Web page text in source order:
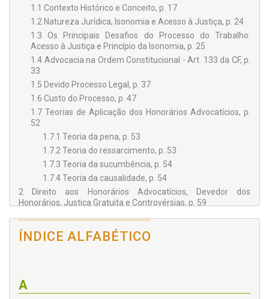
1.1 Contexto Histórico e Conceito, p. 17
1.2 Natureza Jurídica, Isonomia e Acesso à Justiça, p. 24
1.3 Os Principais Desafios do Processo do Trabalho.
Acesso à Justiça e Princípio da Isonomia, p. 25
1.4 Advocacia na Ordem Constitucional - Art. 133 da CF, p.
33
1.5 Devido Processo Legal, p. 37
1.6 Custo do Processo, p. 47
1.7 Teorias de Aplicação dos Honorários Advocatícios, p.
52
1.7.1 Teoria da pena, p. 53
1.7.2 Teoria do ressarcimento, p. 53
1.7.3 Teoria da sucumbência, p. 54
1.7.4 Teoria da causalidade, p. 54
2 Direito aos Honorários Advocatícios, Devedor dos
Honorários, Justiça Gratuita e Controvérsias, p. 59
2.1 Aspectos Gerais, p. 59
2.2 Aplicação e Pressupostos, p. 61
2.3 Direito Intertemporal e a Lei 13.467 de 11.11.2017, p.
2.5 Jus Postulandi, p. 67
ÍNDICE ALFABÉTICO
A